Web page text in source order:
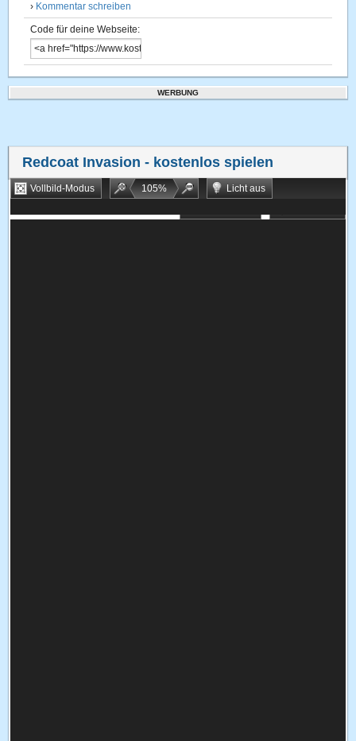
› Kommentar schreiben
Code für deine Webseite:
WERBUNG
Redcoat Invasion - kostenlos spielen
Vollbild-Modus 105%
Licht aus